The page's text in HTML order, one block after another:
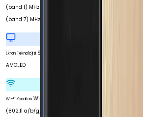
(band 1) MHz 2600
(band 7) MHz
Ekran Teknolojisi Super
AMOLED
Wi-Fi Kanalları Wi-Fi 4
(802.11 a/b/g/n)